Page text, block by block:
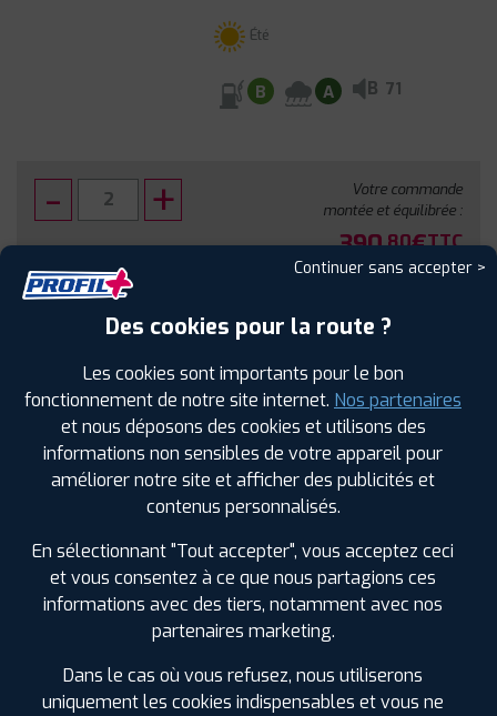
Été
B A B 71
Votre commande
montée et équilibrée :
390.80€TTC
SPÉCIFICATIONS AVIS CLIENTS ÉTIQUETAGE
Étiquetage
Continuer sans accepter >
Des cookies pour la route ?
Les cookies sont importants pour le bon
fonctionnement de notre site internet. Nos partenaires
et nous déposons des cookies et utilisons des
informations non sensibles de votre appareil pour
améliorer notre site et afficher des publicités et
contenus personnalisés.
En sélectionnant "Tout accepter", vous acceptez ceci
et vous consentez à ce que nous partagions ces
informations avec des tiers, notamment avec nos
partenaires marketing.
Dans le cas où vous refusez, nous utiliserons
uniquement les cookies indispensables et vous ne